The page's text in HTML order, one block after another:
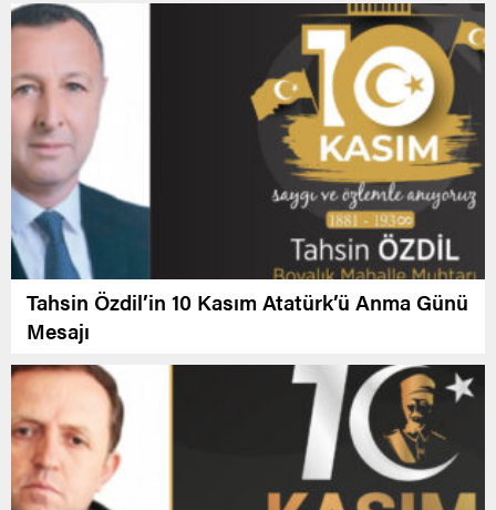
Tahsin Özdil’in 10 Kasım Atatürk’ü Anma Günü
Mesajı